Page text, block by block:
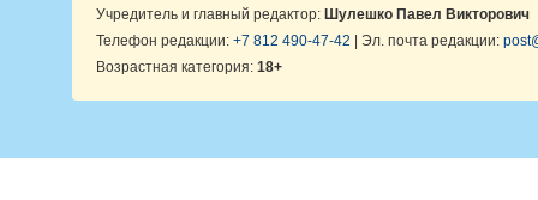
Учредитель и главный редактор: Шулешко Павел Викторович
Телефон редакции: +7 812 490-47-42 | Эл. почта редакции:
Возрастная категория: 18+